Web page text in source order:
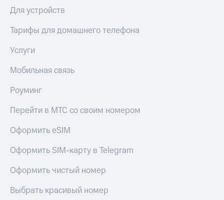
Для устройств
Тарифы для домашнего телефона
Услуги
Мобильная связь
Роуминг
Перейти в МТС со своим номером
Оформить eSIM
Оформить SIM-карту в Telegram
Оформить чистый номер
Выбрать красивый номер